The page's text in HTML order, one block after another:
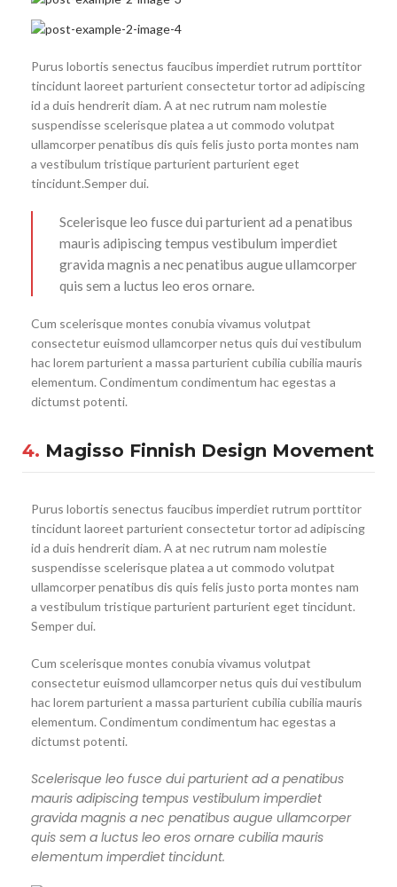
Purus lobortis senectus faucibus imperdiet rutrum porttitor
tincidunt laoreet parturient consectetur tortor ad adipiscing
id a duis hendrerit diam. A at nec rutrum nam molestie
suspendisse scelerisque platea a ut commodo volutpat
ullamcorper penatibus dis quis felis justo porta montes nam
a vestibulum tristique parturient parturient eget
tincidunt.Semper dui.
Scelerisque leo fusce dui parturient ad a penatibus
mauris adipiscing tempus vestibulum imperdiet
gravida magnis a nec penatibus augue ullamcorper
quis sem a luctus leo eros ornare.
Cum scelerisque montes conubia vivamus volutpat
consectetur euismod ullamcorper netus quis dui vestibulum
hac lorem parturient a massa parturient cubilia cubilia mauris
elementum. Condimentum condimentum hac egestas a
dictumst potenti.
4. Magisso Finnish Design Movement
Purus lobortis senectus faucibus imperdiet rutrum porttitor
tincidunt laoreet parturient consectetur tortor ad adipiscing
id a duis hendrerit diam. A at nec rutrum nam molestie
suspendisse scelerisque platea a ut commodo volutpat
ullamcorper penatibus dis quis felis justo porta montes nam
a vestibulum tristique parturient parturient eget tincidunt.
Semper dui.
Cum scelerisque montes conubia vivamus volutpat
consectetur euismod ullamcorper netus quis dui vestibulum
hac lorem parturient a massa parturient cubilia cubilia mauris
elementum. Condimentum condimentum hac egestas a
dictumst potenti.
Scelerisque leo fusce dui parturient ad a penatibus
mauris adipiscing tempus vestibulum imperdiet
gravida magnis a nec penatibus augue ullamcorper
quis sem a luctus leo eros ornare cubilia mauris
elementum imperdiet tincidunt.